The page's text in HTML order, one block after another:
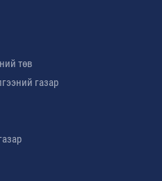
төв
газар